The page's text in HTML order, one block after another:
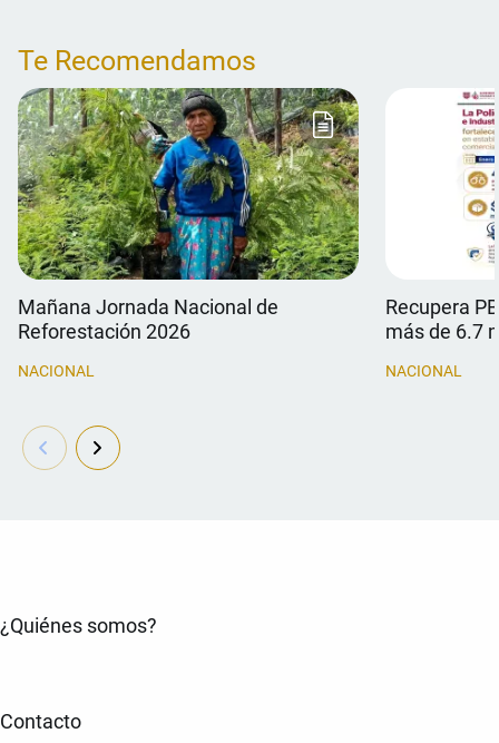
Te Recomendamos
Mañana Jornada Nacional de
Reforestación 2026
NACIONAL
Recupera
más de 6.7
NACIONAL
¿Quiénes somos?
Contacto